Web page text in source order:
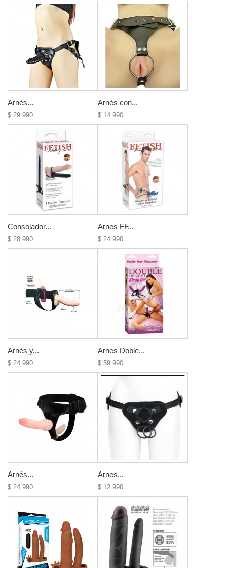
Arnés...
$ 29.990
Arnés con...
$ 14.990
Consolador...
$ 28.990
Arnes FF...
$ 24.990
Arnés y...
$ 24.990
Arnes Doble...
$ 59.990
Arnés...
$ 24.990
Arnes...
$ 12.990